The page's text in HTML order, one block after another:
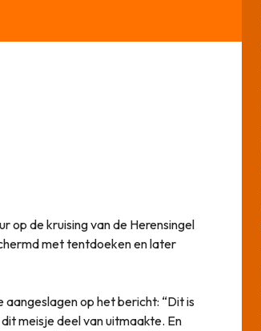
op de kruising van de Herensingel
met tentdoeken en later
op het bericht: “Dit is
meisje deel van uitmaakte. En